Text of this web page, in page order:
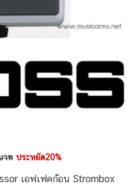
าท ประหยัด20%
เอฟเฟคก้อน Strombox